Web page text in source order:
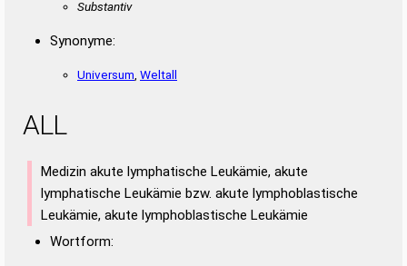
Substantiv
Synonyme:
Universum Weltall
ALL
Medizin akute lymphatische Leukämie, akute
lymphatische Leukämie bzw. akute lymphoblastische
Leukämie, akute lymphoblastische Leukämie
Wortform: